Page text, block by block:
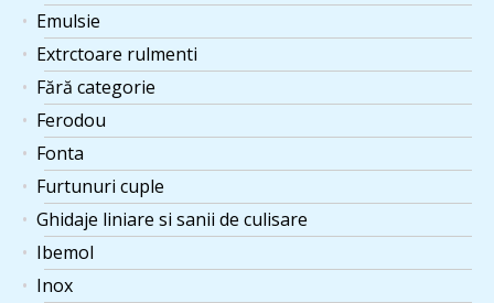
Emulsie
Extrctoare rulmenti
Fără categorie
Ferodou
Fonta
Furtunuri cuple
Ghidaje liniare si sanii de culisare
Ibemol
Inox